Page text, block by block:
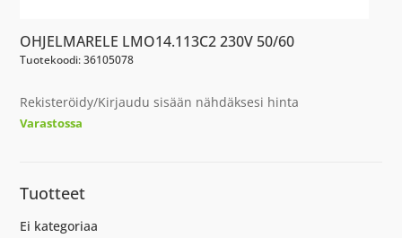
OHJELMARELE LMO14.113C2 230V 50/60
Tuotekoodi: 36105078
Rekisteröidy/Kirjaudu sisään nähdäksesi hinta
Varastossa
Tuotteet
Ei kategoriaa